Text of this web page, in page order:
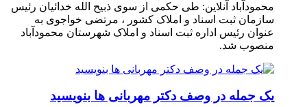
محمودآباد آنلاین: طی حکمی از سوی ذبیح الله خدائیان رئیس
سازمان ثبت اسناد و املاک کشور ، مرتضی خواجوی به
عنوان رئیس اداره ثبت اسناد و املاک شهرستان محمودآباد
منصوب شد.
یک جمله در وصف دکتر مهربانی ها بنویسید